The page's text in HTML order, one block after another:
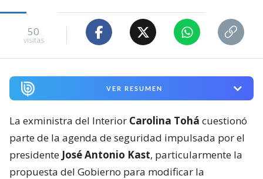
50
visitas
VER RESUMEN
La exministra del Interior Carolina Tohá cuestionó
parte de la agenda de seguridad impulsada por el
presidente José Antonio Kast, particularmente la
propuesta del Gobierno para modificar la